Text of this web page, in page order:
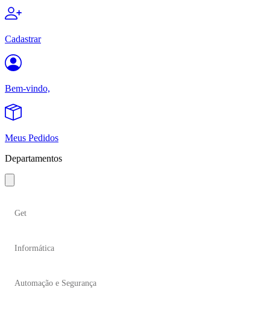
Cadastrar
Bem-vindo,
Meus Pedidos
Departamentos
Get
Informática
Automação e Segurança